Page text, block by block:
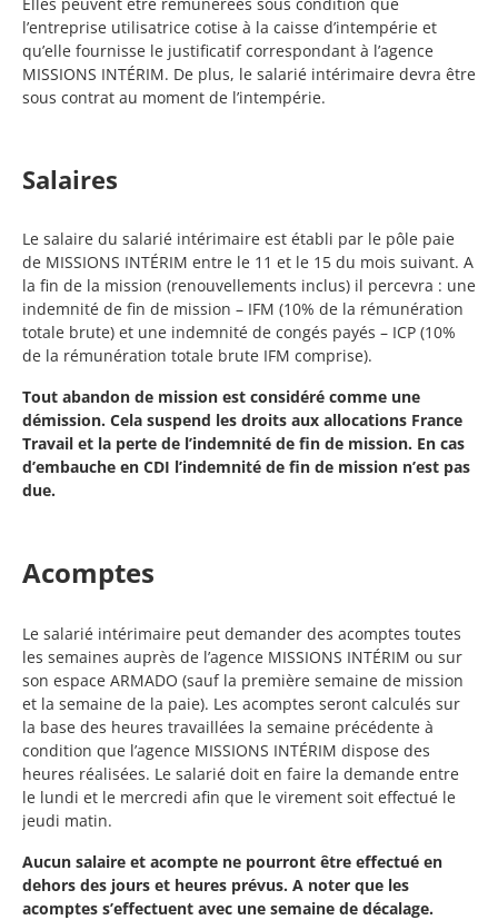
l’entreprise utilisatrice cotise à la caisse d’intempérie et
qu’elle fournisse le justificatif correspondant à l’agence
MISSIONS INTÉRIM. De plus, le salarié intérimaire devra être
sous contrat au moment de l’intempérie.
Salaires
Le salaire du salarié intérimaire est établi par le pôle paie
de MISSIONS INTÉRIM entre le 11 et le 15 du mois suivant. A
la fin de la mission (renouvellements inclus) il percevra : une
indemnité de fin de mission – IFM (10% de la rémunération
totale brute) et une indemnité de congés payés – ICP (10%
de la rémunération totale brute IFM comprise).
Tout abandon de mission est considéré comme une
démission. Cela suspend les droits aux allocations France
Travail et la perte de l’indemnité de fin de mission. En cas
d’embauche en CDI l’indemnité de fin de mission n’est pas
due.
Acomptes
Le salarié intérimaire peut demander des acomptes toutes
les semaines auprès de l’agence MISSIONS INTÉRIM ou sur
son espace ARMADO (sauf la première semaine de mission
et la semaine de la paie). Les acomptes seront calculés sur
la base des heures travaillées la semaine précédente à
condition que l’agence MISSIONS INTÉRIM dispose des
heures réalisées. Le salarié doit en faire la demande entre
le lundi et le mercredi afin que le virement soit effectué le
jeudi matin.
Aucun salaire et acompte ne pourront être effectué en
dehors des jours et heures prévus. A noter que les
acomptes s’effectuent avec une semaine de décalage.